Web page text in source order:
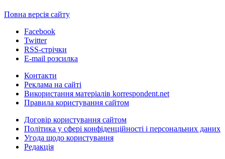
Повна версія сайту
Facebook
Twitter
RSS-стрічки
E-mail розсилка
Контакти
Реклама на сайті
Використання матеріалів korrespondent.net
Правила користування сайтом
Договір користування сайтом
Політика у сфері конфіденційності і персональних даних
Угода щодо користування
Редакція